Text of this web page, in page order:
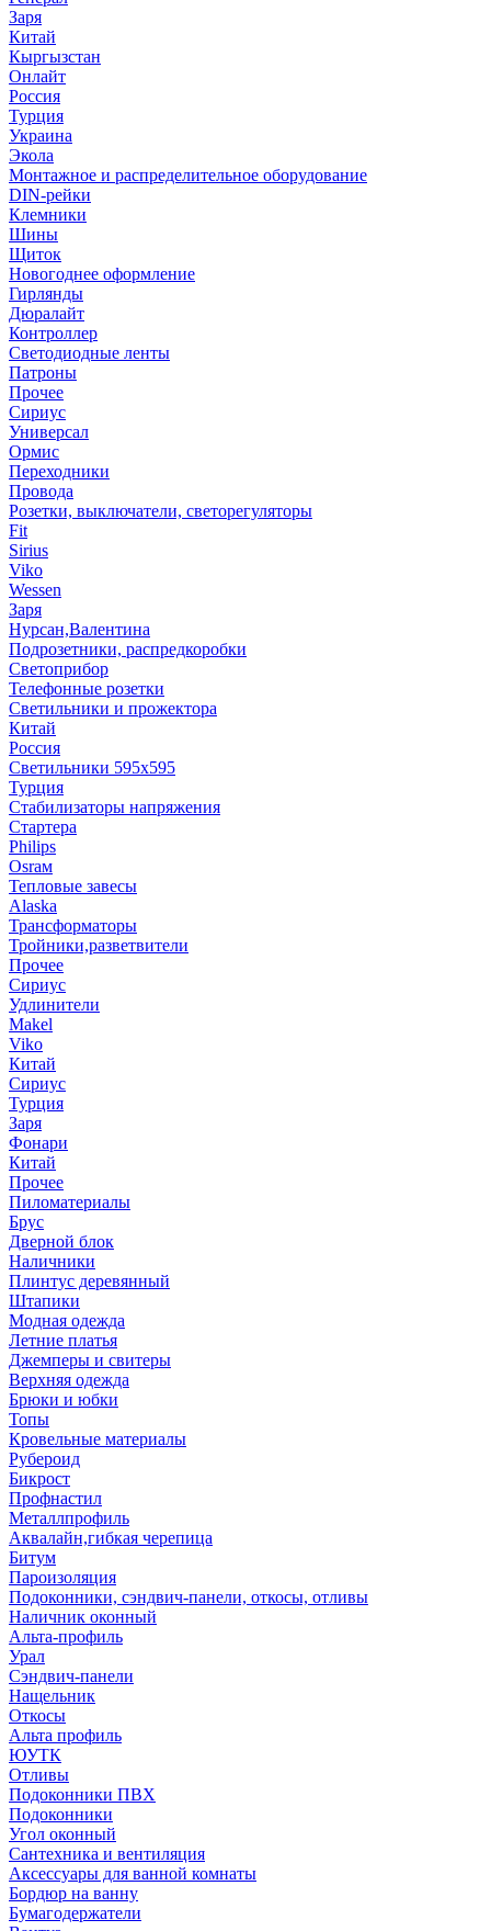
Заря
Китай
Кыргызстан
Онлайт
Россия
Турция
Украина
Экола
Монтажное и распределительное оборудование
DIN-рейки
Клемники
Шины
Щиток
Новогоднее оформление
Гирлянды
Дюралайт
Контроллер
Светодиодные ленты
Патроны
Прочее
Сириус
Универсал
Ормис
Переходники
Провода
Розетки, выключатели, светорегуляторы
Fit
Sirius
Viko
Wessen
Заря
Нурсан,Валентина
Подрозетники, распредкоробки
Светоприбор
Телефонные розетки
Светильники и прожектора
Китай
Россия
Светильники 595х595
Турция
Стабилизаторы напряжения
Стартера
Philips
Оsrам
Тепловые завесы
Alaska
Трансформаторы
Тройники,разветвители
Прочее
Сириус
Удлинители
Makel
Viko
Китай
Сириус
Турция
Заря
Фонари
Китай
Прочее
Пиломатериалы
Брус
Дверной блок
Наличники
Плинтус деревянный
Штапики
Модная одежда
Летние платья
Джемперы и свитеры
Верхняя одежда
Брюки и юбки
Топы
Кровельные материалы
Рубероид
Бикрост
Профнастил
Металлпрофиль
Аквалайн,гибкая черепица
Битум
Пароизоляция
Подоконники, сэндвич-панели, откосы, отливы
Наличник оконный
Альта-профиль
Урал
Сэндвич-панели
Нащельник
Откосы
Альта профиль
ЮУТК
Отливы
Подоконники ПВХ
Подоконники
Угол оконный
Сантехника и вентиляция
Аксессуары для ванной комнаты
Бордюр на ванну
Бумагодержатели